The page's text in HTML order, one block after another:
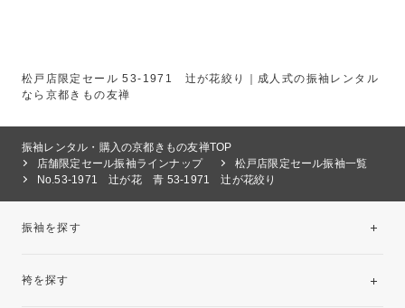
松戸店限定セール 53-1971 辻が花絞り｜成人式の振袖レンタル
なら京都きもの友禅
振袖レンタル・購入の京都きもの友禅TOP
店舗限定セール振袖ラインナップ
松戸店限定セール振袖一覧
No.53-1971 辻が花 青 53-1971 辻が花絞り
振袖を探す
袴を探す